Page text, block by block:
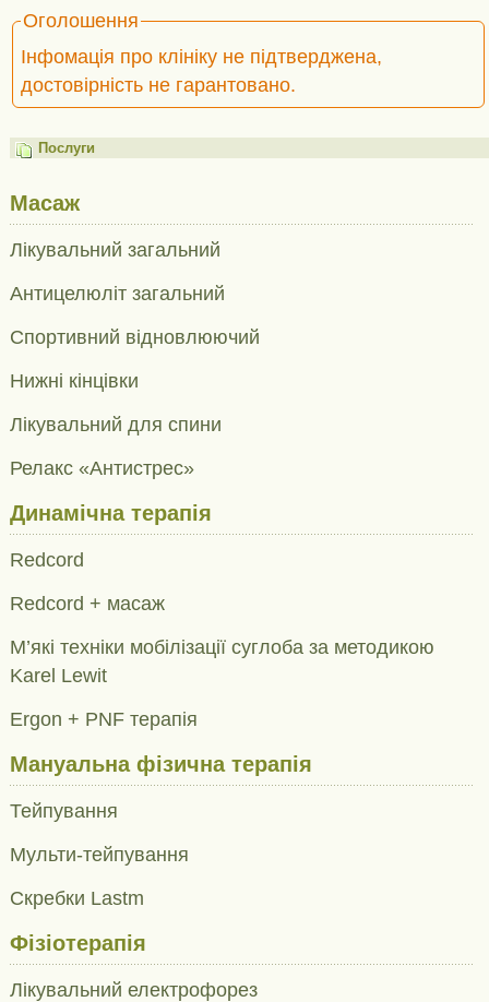
Оголошення
Інфомація про клініку не підтверджена,
достовірність не гарантовано.
Послуги
Масаж
Лікувальний загальний
Антицелюліт загальний
Cпортивний відновлюючий
Нижні кінцівки
Лікувальний для спини
Релакс «Антистрес»
Динамічна терапія
Redcord
Redcord + масаж
М’які техніки мобілізації суглоба за методикою
Karel Lewit
Ergon + PNF терапія
Мануальна фізична терапія
Тейпування
Мульти-тейпування
Скребки Lastm
Фізіотерапія
Лікувальний електрофорез